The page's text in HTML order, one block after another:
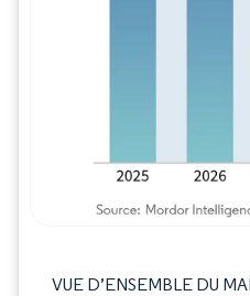
VUE D’ENSEMBLE DU